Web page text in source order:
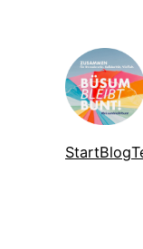
StartBlog